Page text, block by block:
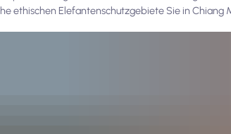
ethischen Elefantenschutzgebiete Sie in Chiang